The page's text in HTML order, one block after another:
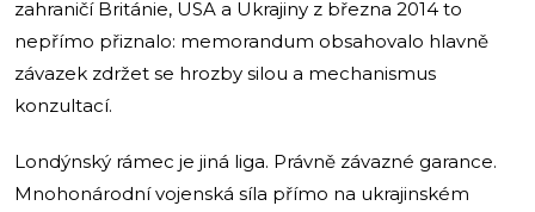
zahraničí Británie, USA a Ukrajiny z března 2014 to
nepřímo přiznalo: memorandum obsahovalo hlavně
závazek zdržet se hrozby silou a mechanismus
konzultací.
Londýnský rámec je jiná liga. Právně závazné garance.
Mnohonárodní vojenská síla přímo na ukrajinském